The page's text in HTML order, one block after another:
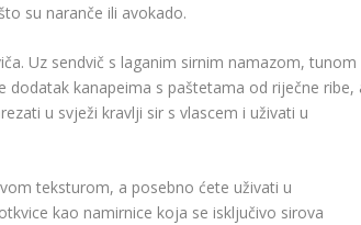
su naranče ili avokado.
Uz sendvič s laganim sirnim namazom, tunom
kanapeima s paštetama od riječne ribe,
u svježi kravlji sir s vlascem i uživati u
teksturom, a posebno ćete uživati u
kao namirnice koja se isključivo sirova